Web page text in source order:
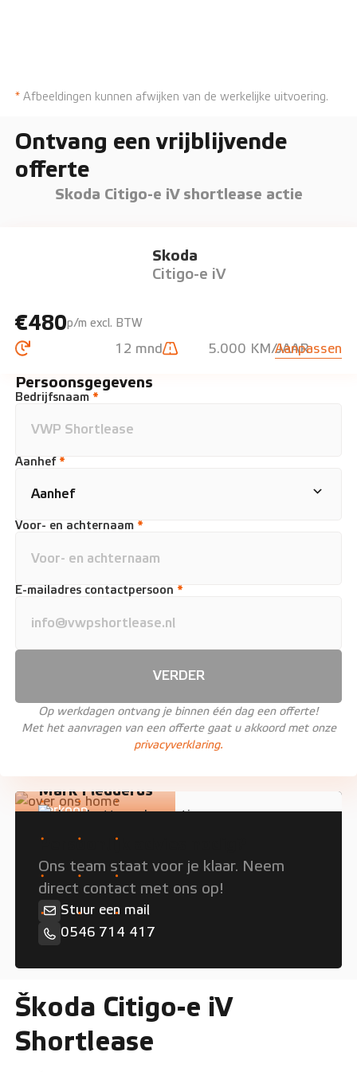
* Afbeeldingen kunnen afwijken van de werkelijke uitvoering.
Ontvang een vrijblijvende
offerte
Skoda Citigo-e iV shortlease actie
Skoda
Citigo-e iV
€480p/m excl. BTW
12 mnd 5.000 KM/JAARAanpassen
Persoonsgegevens
Bedrijfsnaam *
Aanhef *
Voor- en achternaam *
E-mailadres contactpersoon *
VERDER
Op werkdagen ontvang je binnen één dag een offerte!
Met het aanvragen van een offerte gaat u akkoord met onze
privacyverklaring.
Mark Fledderus
Verkoop
Persoonlijk advies nodig?
Ons team staat voor je klaar. Neem
direct contact met ons op!
Stuur een mail
0546 714 417
Škoda Citigo-e iV
Shortlease